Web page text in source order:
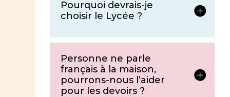
Pourquoi devrais-je
choisir le Lycée ?
Personne ne parle
français à la maison,
pourrons-nous l’aider
pour les devoirs ?